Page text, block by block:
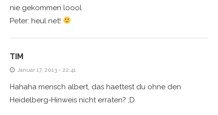
nie gekommen loool
Peter: heul net!
TIM
Januar 17, 2013 - 22:41
Hahaha mensch albert, das haettest du ohne den
Heidelberg-Hinweis nicht erraten? ;D